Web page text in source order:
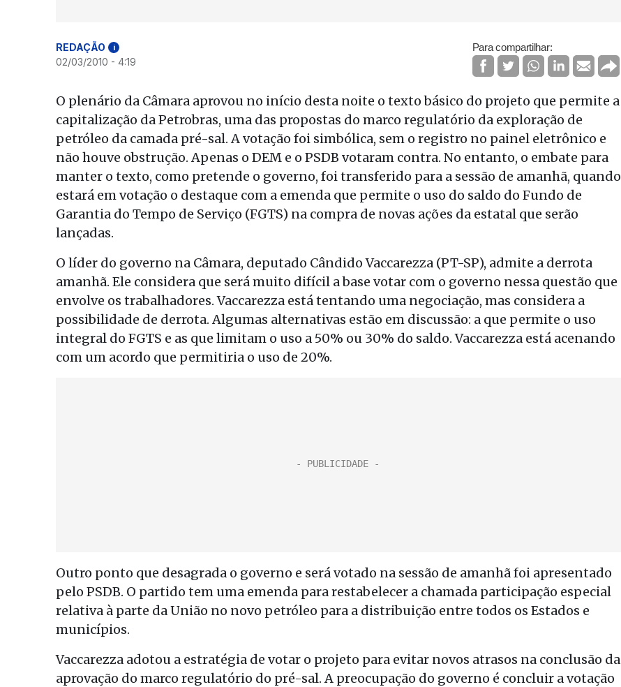
REDAÇÃO i
02/03/2010 - 4:19
Para compartilhar:
O plenário da Câmara aprovou no início desta noite o texto básico do projeto que permite a
capitalização da Petrobras, uma das propostas do marco regulatório da exploração de
petróleo da camada pré-sal. A votação foi simbólica, sem o registro no painel eletrônico e
não houve obstrução. Apenas o DEM e o PSDB votaram contra. No entanto, o embate para
manter o texto, como pretende o governo, foi transferido para a sessão de amanhã, quando
estará em votação o destaque com a emenda que permite o uso do saldo do Fundo de
Garantia do Tempo de Serviço (FGTS) na compra de novas ações da estatal que serão
lançadas.
O líder do governo na Câmara, deputado Cândido Vaccarezza (PT-SP), admite a derrota
amanhã. Ele considera que será muito difícil a base votar com o governo nessa questão que
envolve os trabalhadores. Vaccarezza está tentando uma negociação, mas considera a
possibilidade de derrota. Algumas alternativas estão em discussão: a que permite o uso
integral do FGTS e as que limitam o uso a 50% ou 30% do saldo. Vaccarezza está acenando
com um acordo que permitiria o uso de 20%.
Outro ponto que desagrada o governo e será votado na sessão de amanhã foi apresentado
pelo PSDB. O partido tem uma emenda para restabelecer a chamada participação especial
relativa à parte da União no novo petróleo para a distribuição entre todos os Estados e
municípios.
Vaccarezza adotou a estratégia de votar o projeto para evitar novos atrasos na conclusão da
aprovação do marco regulatório do pré-sal. A preocupação do governo é concluir a votação